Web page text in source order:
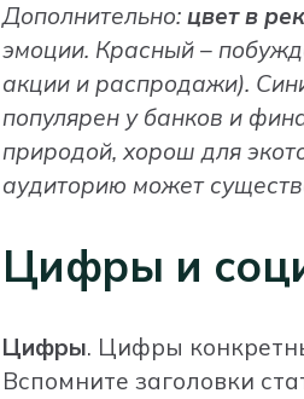
Дополнительно: цвет в
эмоции. Красный –
акции и распродажи).
популярен у банков и
природой, хорош для
аудиторию может
Цифры и
Цифры. Цифры
Вспомните заголовки